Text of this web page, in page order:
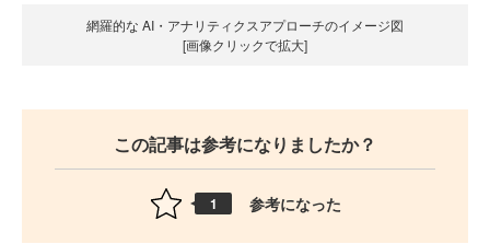
網羅的な AI・アナリティクスアプローチのイメージ図
[画像クリックで拡大]
この記事は参考になりましたか？
1 参考になった